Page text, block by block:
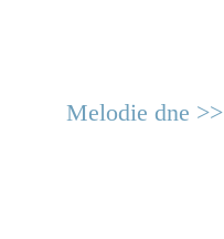
Melodie dne >>